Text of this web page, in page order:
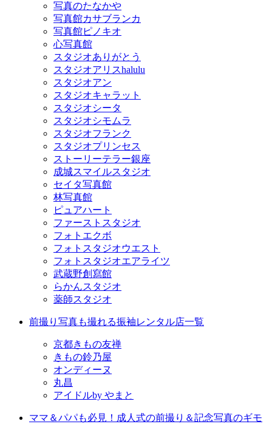
写真のたなかや
写真館カサブランカ
写真館ピノキオ
心写真館
スタジオありがとう
スタジオアリスhalulu
スタジオアン
スタジオキャラット
スタジオシータ
スタジオシモムラ
スタジオフランク
スタジオプリンセス
ストーリーテラー銀座
成城スマイルスタジオ
セイタ写真館
林写真館
ピュアハート
ファーストスタジオ
フォトエクボ
フォトスタジオウエスト
フォトスタジオエアライツ
武蔵野創寫館
らかんスタジオ
薬師スタジオ
前撮り写真も撮れる振袖レンタル店一覧
京都きもの友禅
きもの鈴乃屋
オンディーヌ
丸昌
アイドルby やまと
ママ＆パパも必見！成人式の前撮り＆記念写真のギモ